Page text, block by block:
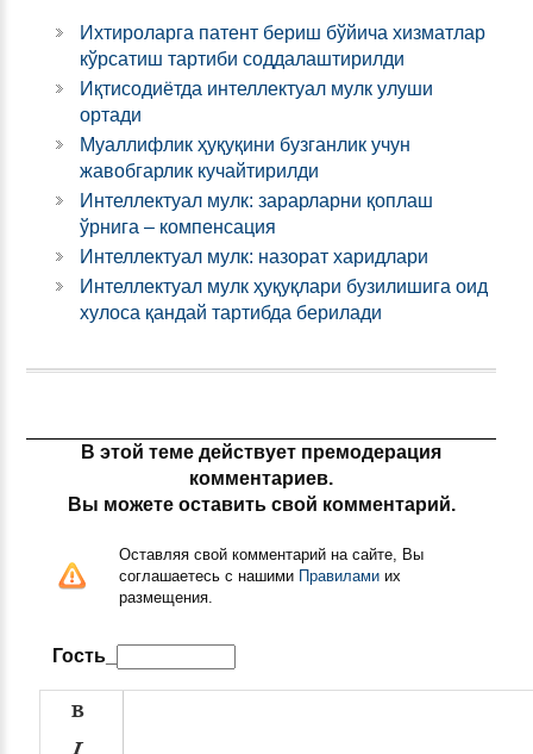
Ихтироларга патент бериш бўйича хизматлар
кўрсатиш тартиби соддалаштирилди
Иқтисодиётда интеллектуал мулк улуши
ортади
Муаллифлик ҳуқуқини бузганлик учун
жавобгарлик кучайтирилди
Интеллектуал мулк: зарарларни қоплаш
ўрнига – компенсация
Интеллектуал мулк: назорат харидлари
Интеллектуал мулк ҳуқуқлари бузилишига оид
хулоса қандай тартибда берилади
В этой теме действует премодерация
комментариев.
Вы можете оставить свой комментарий.
Оставляя свой комментарий на сайте, Вы
соглашаетесь с нашими Правилами их
размещения.
Гость_

